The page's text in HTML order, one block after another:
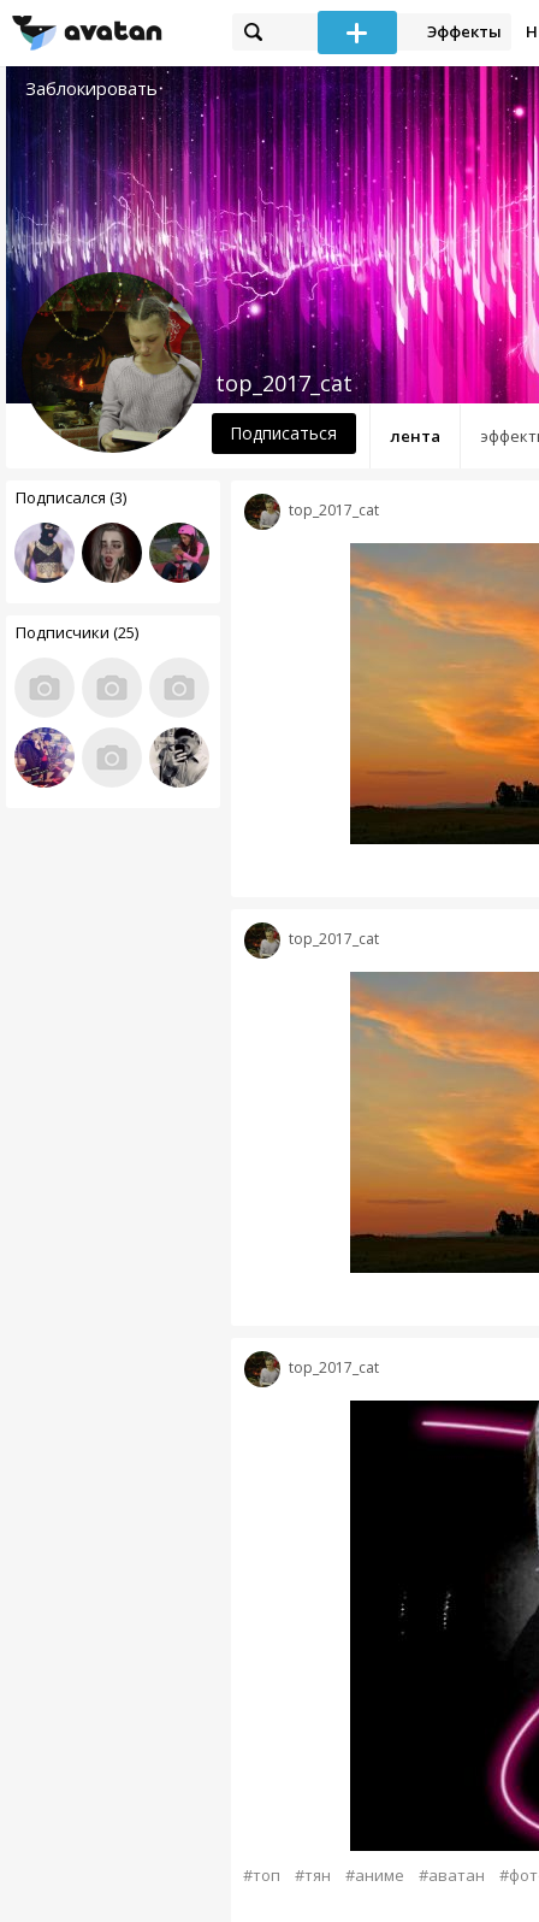
Эффекты
Заблокировать
лента
top_2017_cat
Подписаться
Подписался (3)
Подписчики (25)
top_2017_cat
top_2017_cat
top_2017_cat
#топ #тян #аниме #аватан